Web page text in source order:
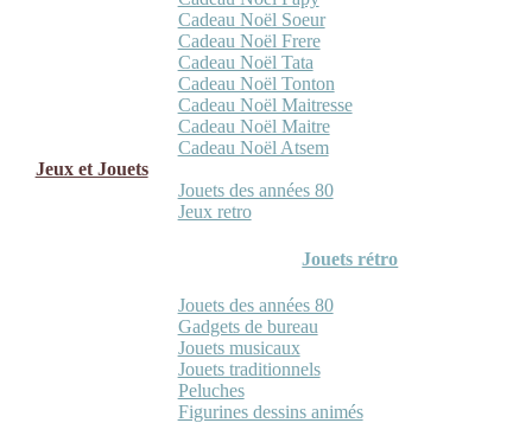
Cadeau Noël Soeur
Cadeau Noël Frere
Cadeau Noël Tata
Cadeau Noël Tonton
Cadeau Noël Maitresse
Cadeau Noël Maitre
Cadeau Noël Atsem
Jeux et Jouets
Jouets des années 80
Jeux retro
Jouets rétro
Jouets des années 80
Gadgets de bureau
Jouets musicaux
Jouets traditionnels
Peluches
Figurines dessins animés